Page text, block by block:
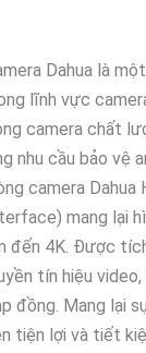
Dahua là
lĩnh vực
camera chất
nhu cầu bảo vệ
camera Dahua
mang lại
đến 4K. Được
tín hiệu
đồng. Mang lại
tiện lợi và tiết